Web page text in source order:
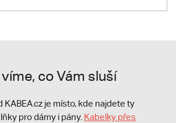
víme, co Vám sluší
je místo, kde najdete ty
pro dámy i pány. Kabelky přes